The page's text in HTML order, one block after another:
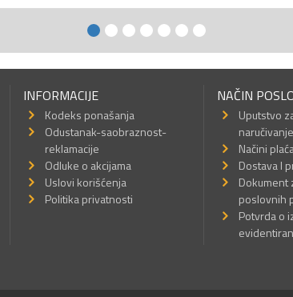
INFORMACIJE
Kodeks ponašanja
Odustanak-saobraznost-
reklamacije
Odluke o akcijama
Uslovi korišćenja
Politika privatnosti
NAČIN
Uputstvo
Načini
Dostava I
Dokument
poslovnih
Potvrda o